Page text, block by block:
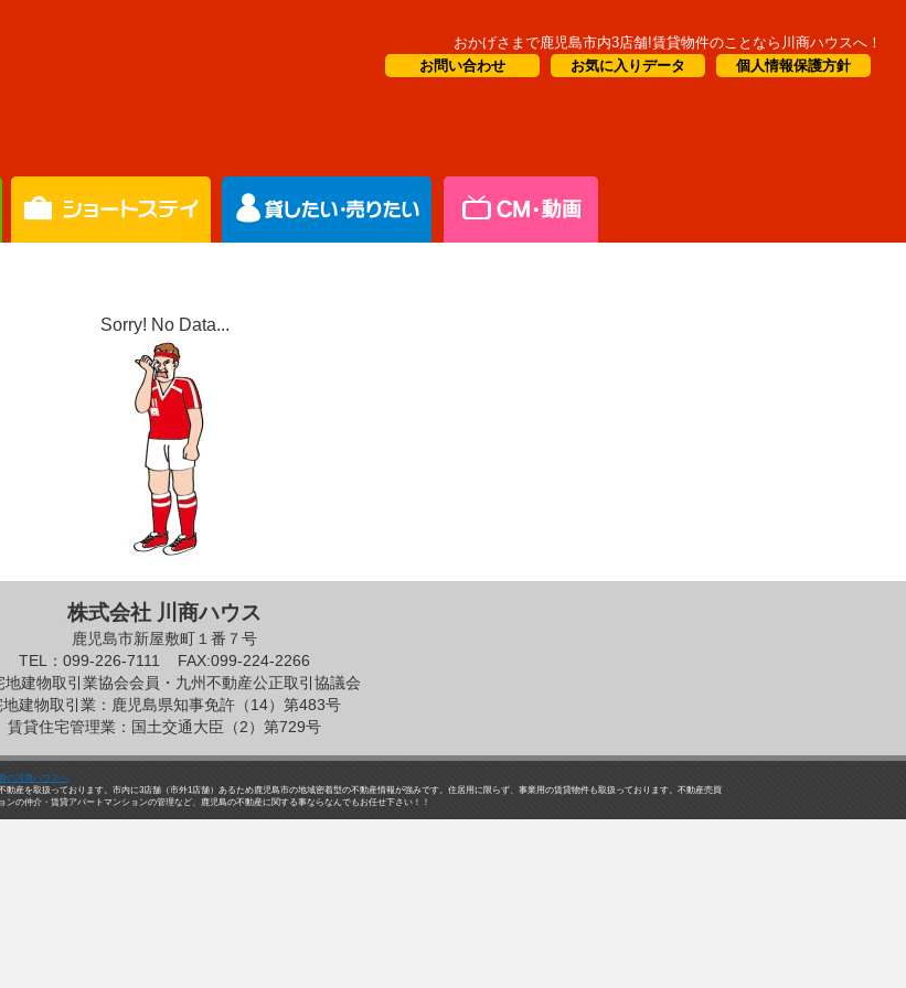
おかげさまで鹿児島市内3店舗!賃貸物件のことなら川商ハウスへ！
個人情報保護方針
お気に入りデータ
お問い合わせ
Sorry! No Data...
株式会社 川商ハウス
鹿児島市新屋敷町１番７号
TEL：099-226-7111
FAX:099-224-2266
地建物取引業協会会員・九州不動産公正取引協議会
地建物取引業：鹿児島県知事免許（14）第483号
賃貸住宅管理業：国土交通大臣（2）第729号
の川商ハウスへ
動産を取扱っております。市内に3店舗（市外1店舗）あるため鹿児島市の地域密着型の不動産情報が強みです。住居用に限らず、事業用の賃貸物件も取扱っております。不動産売買
ンの仲介・賃貸アパートマンションの管理など、鹿児島の不動産に関する事ならなんでもお任せ下さい！！